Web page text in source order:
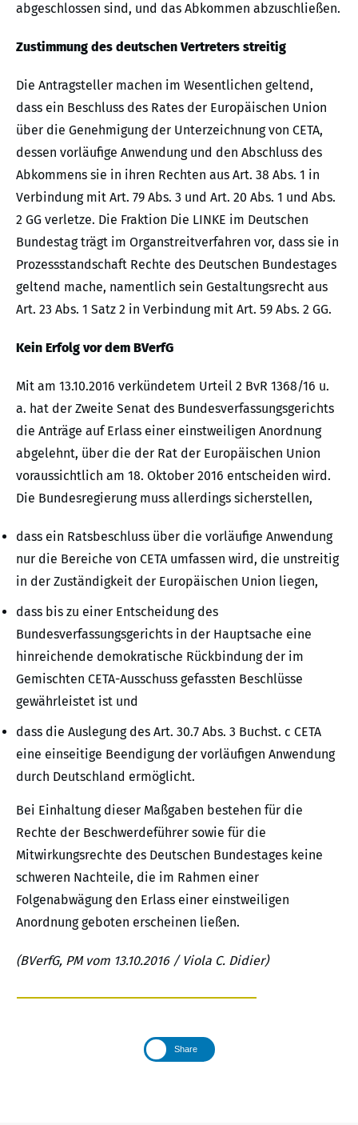
abgeschlossen sind, und das Abkommen abzuschließen.
Zustimmung des deutschen Vertreters streitig
Die Antragsteller machen im Wesentlichen geltend,
dass ein Beschluss des Rates der Europäischen Union
über die Genehmigung der Unterzeichnung von CETA,
dessen vorläufige Anwendung und den Abschluss des
Abkommens sie in ihren Rechten aus Art. 38 Abs. 1 in
Verbindung mit Art. 79 Abs. 3 und Art. 20 Abs. 1 und Abs.
2 GG verletze. Die Fraktion Die LINKE im Deutschen
Bundestag trägt im Organstreitverfahren vor, dass sie in
Prozessstandschaft Rechte des Deutschen Bundestages
geltend mache, namentlich sein Gestaltungsrecht aus
Art. 23 Abs. 1 Satz 2 in Verbindung mit Art. 59 Abs. 2 GG.
Kein Erfolg vor dem BVerfG
Mit am 13.10.2016 verkündetem Urteil 2 BvR 1368/16 u.
a. hat der Zweite Senat des Bundesverfassungsgerichts
die Anträge auf Erlass einer einstweiligen Anordnung
abgelehnt, über die der Rat der Europäischen Union
voraussichtlich am 18. Oktober 2016 entscheiden wird.
Die Bundesregierung muss allerdings sicherstellen,
dass ein Ratsbeschluss über die vorläufige Anwendung
nur die Bereiche von CETA umfassen wird, die unstreitig
in der Zuständigkeit der Europäischen Union liegen,
dass bis zu einer Entscheidung des
Bundesverfassungsgerichts in der Hauptsache eine
hinreichende demokratische Rückbindung der im
Gemischten CETA-Ausschuss gefassten Beschlüsse
gewährleistet ist und
dass die Auslegung des Art. 30.7 Abs. 3 Buchst. c CETA
eine einseitige Beendigung der vorläufigen Anwendung
durch Deutschland ermöglicht.
Bei Einhaltung dieser Maßgaben bestehen für die
Rechte der Beschwerdeführer sowie für die
Mitwirkungsrechte des Deutschen Bundestages keine
schweren Nachteile, die im Rahmen einer
Folgenabwägung den Erlass einer einstweiligen
Anordnung geboten erscheinen ließen.
(BVerfG, PM vom 13.10.2016 / Viola C. Didier)
Share